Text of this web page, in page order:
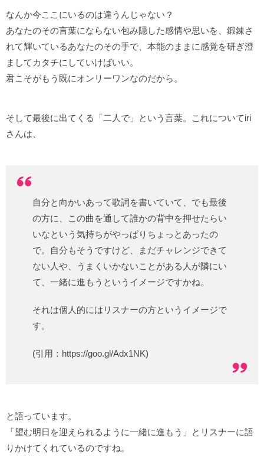
なんか今ここにいるのは違うんじゃない？
あなたのその言葉にならない包み隠した感情や思いを、鍛錬さ
れて輝いているあなたのその手で、本能のままに感覚を研ぎ澄
ましてカタチにしていけばいい。
君こそがもう既にオンリーワンなのだから。
そして最後に出てくる「二人で」という言葉。これについてiri
さんは、
自分と向かいあって歌詞を書いていて、でも最後
の方に、この曲を通して誰かの背中を押せたらい
いなという気持ちがやっぱりちょっとあったの
で。自分もそうですけど、まだチャレンジできて
ない人や、うまくいかないことがある人が隣にい
て、一緒に進もうというイメージですかね。
それは個人的にはリスナーの方というイメージで
す。
(引用：https://goo.gl/Adx1NK)
と語っています。
「望む明日を迎えられるように一緒に進もう」とリスナーに語
りかけてくれているのですね。